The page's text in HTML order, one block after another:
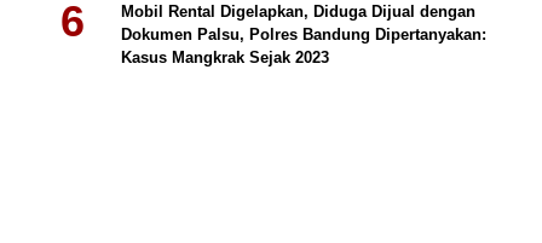
Mobil Rental Digelapkan, Diduga Dijual dengan
Dokumen Palsu, Polres Bandung Dipertanyakan:
Kasus Mangkrak Sejak 2023